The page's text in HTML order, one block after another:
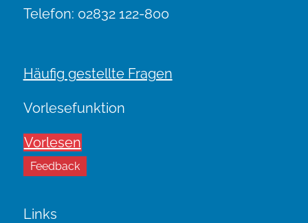
Telefon: 02832 122-800
Häufig gestellte Fragen
Vorlesefunktion
Vorlesen
Feedback
Links